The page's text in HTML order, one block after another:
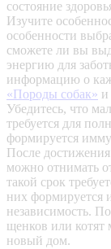
состояние
Изучите
особенности
сможете ли вы
энергию для
информацию о
«Породы собак» и
Убедитесь, что
требуется для
формируется
После
можно отнимать
такой срок
них формируется
независимость.
щенков или котят
новый дом.